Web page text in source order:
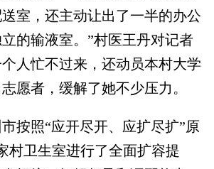
室，还主动让出了一半的办公
的输液室。”村医王丹对记者
人忙不过来，还动员本村大学
愿者，缓解了她不少压力。
照“应开尽开、应扩尽扩”原
村卫生室进行了全面扩容提